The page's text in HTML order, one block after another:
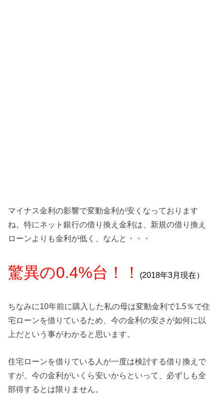
マイナス金利の影響で変動金利が安くなっております
ね。特にネット銀行の借り換え金利は、新規の借り換え
ローンよりも金利が低く、なんと・・・
驚異の0.4%台！！ (2018年3月現在）
ちなみに10年前に購入した私の母は変動金利で1.5％で住
宅ローンを借りているため、今の金利の安さが如何に以
上だという事がわかると思います。
住宅ローンを借りている人が一度は検討する借り換えで
すが、今の金利がいくら安いからといって、必ずしも全
部得するとは限りません。